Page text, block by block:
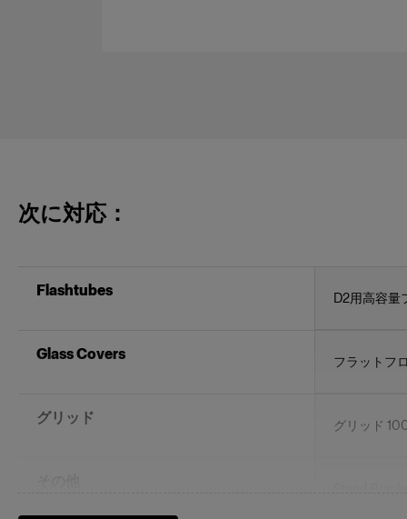
次に対応：
Flashtubes D2用高容量
Glass Covers フラットフ
グリッド グリッド